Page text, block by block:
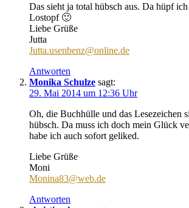
Das sieht ja total hübsch aus. Da hüpf
Lostopf 🙂
Liebe Grüße
Jutta
Jutta.usenbenz@online.de
Antworten
Monika Schulze sagt:
29. Mai 2014 um 12:36 Uhr
Oh, die Buchhülle und das Lesezeichen
hübsch. Da muss ich doch mein Glück
habe ich auch sofort geliked.
Liebe Grüße
Moni
Monina83@web.de
Antworten